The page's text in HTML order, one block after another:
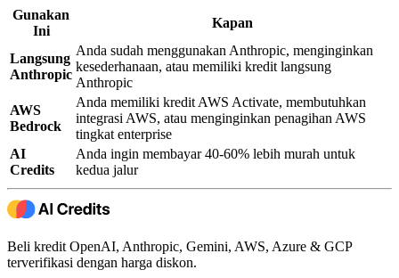
Gunakan
Ini
Kapan
Langsung
Anthropic
Anda sudah menggunakan Anthropic, menginginkan
kesederhanaan, atau memiliki kredit langsung
Anthropic
AWS
Bedrock
Anda memiliki kredit AWS Activate, membutuhkan
integrasi AWS, atau menginginkan penagihan AWS
tingkat enterprise
AI
Credits
Anda ingin membayar 40-60% lebih murah untuk
kedua jalur
Beli kredit OpenAI, Anthropic, Gemini, AWS, Azure & GCP
terverifikasi dengan harga diskon.